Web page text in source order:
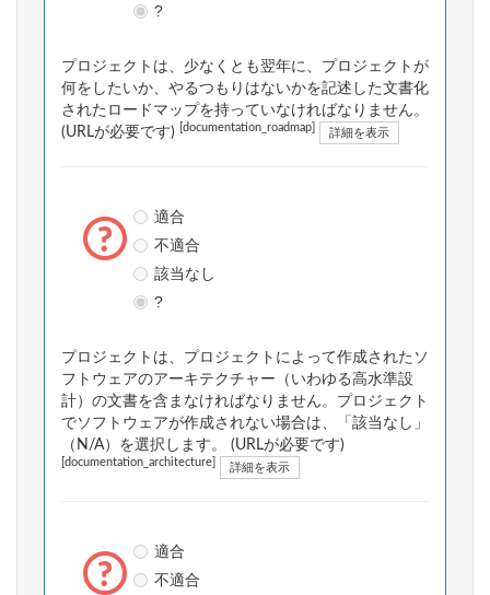
?
プロジェクトは、少なくとも翌年に、プロジェクトが
何をしたいか、やるつもりはないかを記述した文書化
されたロードマップを持っていなければなりません。
(URLが必要です)
[documentation_roadmap] 詳細を表示
適合
不適合
該当なし
?
プロジェクトは、プロジェクトによって作成されたソ
フトウェアのアーキテクチャー（いわゆる高水準設
計）の文書を含まなければなりません。プロジェクト
でソフトウェアが作成されない場合は、「該当なし」
（N/A）を選択します。 (URLが必要です)
[documentation_architecture] 詳細を表示
適合
不適合